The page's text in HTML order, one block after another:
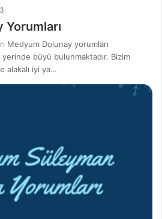
Medyum Dolunay yorumları
büyü bulunmaktadır. Bizim
alakalı iyi ya…